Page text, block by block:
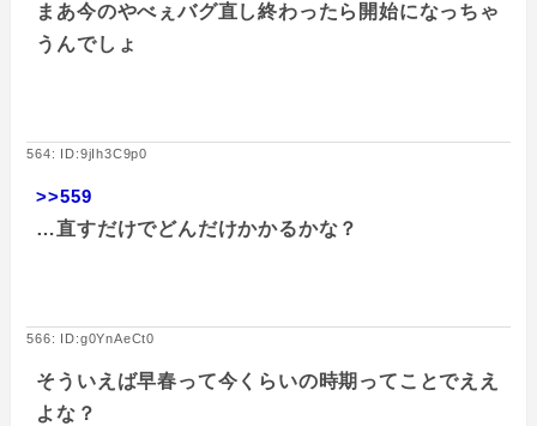
まあ今のやべぇバグ直し終わったら開始になっちゃ
うんでしょ
564: ID:9jIh3C9p0
>>559
…直すだけでどんだけかかるかな？
566: ID:g0YnAeCt0
そういえば早春って今くらいの時期ってことでええ
よな？